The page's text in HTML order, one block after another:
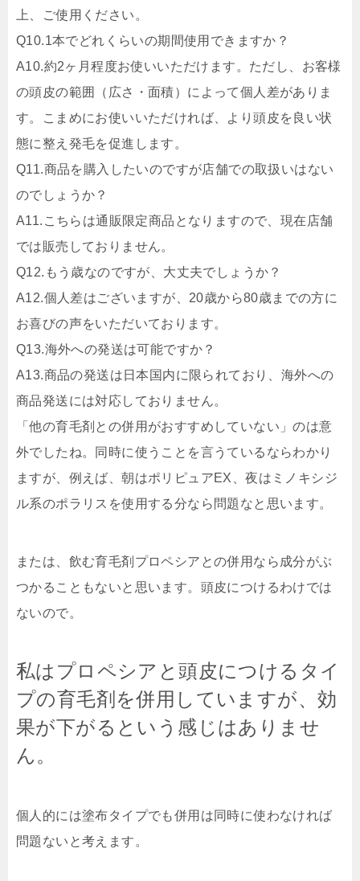
上、ご使用ください。
Q10.1本でどれくらいの期間使用できますか？
A10.約2ヶ月程度お使いいただけます。ただし、お客様
の頭皮の範囲（広さ・面積）によって個人差がありま
す。こまめにお使いいただければ、より頭皮を良い状
態に整え発毛を促進します。
Q11.商品を購入したいのですが店舗での取扱いはない
のでしょうか？
A11. こちらは通販限定商品となりますので、現在店舗
では販売しておりません。
Q12. もう歳なのですが、大丈夫でしょうか？
A12.個人差はございますが、20歳から80歳までの方に
お喜びの声をいただいております。
Q13.海外への発送は可能ですか？
A13.商品の発送は日本国内に限られており、海外への
商品発送には対応しておりません。
「他の育毛剤との併用がおすすめしていない」のは意
外でしたね。同時に使うことを言うているならわかり
ますが、例えば、朝はポリピュアEX、夜はミノキシジ
ル系のポラリスを使用する分なら問題なと思います。
または、飲む育毛剤プロペシアとの併用なら成分がぶ
つかることもないと思います。頭皮につけるわけでは
ないので。
私はプロペシアと頭皮につけるタイ
プの育毛剤を併用していますが、効
果が下がるという感じはありませ
ん。
個人的には塗布タイプでも併用は同時に使わなければ
問題ないと考えます。